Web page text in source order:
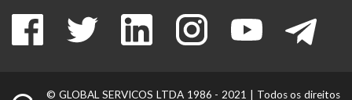
FacebookTwitter LinkedInInstagramYoutube
© GLOBAL SERVICOS LTDA 1986 - 2021 | Todos os direitos